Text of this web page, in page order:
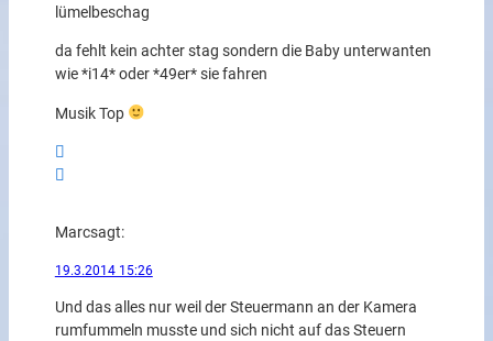
lümelbeschag
da fehlt kein achter stag sondern die Baby unterwanten
wie *i14* oder *49er* sie fahren
Musik Top
Marcsagt:
19.3.2014 15:26
Und das alles nur weil der Steuermann an der Kamera
rumfummeln musste und sich nicht auf das Steuern